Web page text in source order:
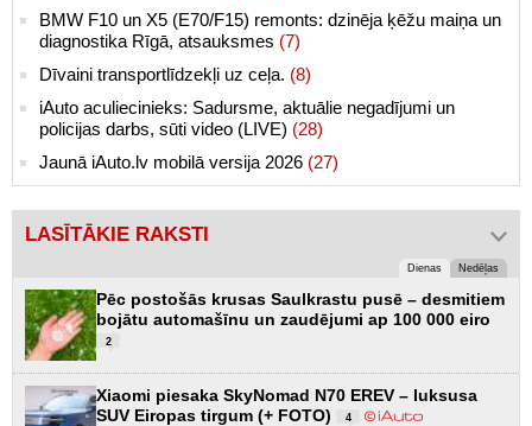
BMW F10 un X5 (E70/F15) remonts: dzinēja ķēžu maiņa un
diagnostika Rīgā, atsauksmes (7)
Dīvaini transportlīdzekļi uz ceļa. (8)
iAuto aculiecinieks: Sadursme, aktuālie negadījumi un
policijas darbs, sūti video (LIVE) (28)
Jaunā iAuto.lv mobilā versija 2026 (27)
LASĪTĀKIE RAKSTI
Dienas Nedēļas
Pēc postošās krusas Saulkrastu pusē – desmitiem
bojātu automašīnu un zaudējumi ap 100 000 eiro
2
Xiaomi piesaka SkyNomad N70 EREV – luksusa
SUV Eiropas tirgum (+ FOTO)
4